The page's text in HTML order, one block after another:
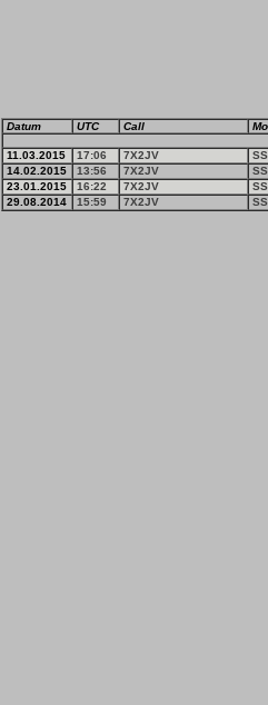
Datum UTC Call
11.03.2015 17:06 7X2JV
14.02.2015
13:56 7X2JV
23.01.2015
16:22 7X2JV
29.08.2014
15:59 7X2JV